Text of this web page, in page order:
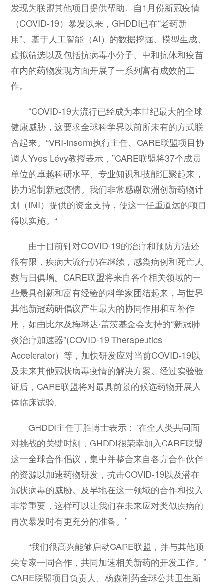
发现为联盟其他项目提供帮助。自1月份新冠疫情
（COVID-19）暴发以来，GHDDI已在“老药新
用”、基于人工智能（AI）的数据挖掘、模型生成、
虚拟筛选以及包括抗病毒小分子、中和抗体和疫苗
在内的药物发现方面开展了一系列富有成效的工
作。
“COVID-19大流行已经成为本世纪最大的全球
健康威胁，这要求全球科学界以前所未有的方式联
合起来。“VRI-Inserm执行主任、CARE联盟项目协
调人Yves Lévy教授表示，”CARE联盟将37个成员
单位的卓越科研水平、专业知识和技能汇聚起来，
协力遏制新冠疫情。我们非常感谢欧洲创新药物计
划（IMI）提供的资金支持，使这一任重道远的项目
得以实施。“
由于目前针对COVID-19的治疗和预防方法还
很有限，疾病大流行仍在继续，感染病例和死亡人
数与日俱增。CARE联盟将来自各个相关领域的一
些最具创新和富有经验的科学家团结起来，与世界
其他新冠药研倡议产生最大的协同作用和互补作
用，如由比尔及梅琳达·盖茨基金会支持的“新冠肺
炎治疗加速器”(COVID-19 Therapeutics
Accelerator）等，加快研发应对当前COVID-19以
及未来其他冠状病毒疫情的解决方案。经过实验验
证后，CARE联盟将对最具前景的候选药物开展人
体临床试验。
GHDDI主任丁胜博士表示：“在全人类共同面
对挑战的关键时刻，GHDDI很荣幸加入CARE联盟
这一全球合作倡议，集中并整合来自各方合作伙伴
的资源以加速药物研发，抗击COVID-19以及潜在
冠状病毒的威胁。及早地在这一领域的合作和投入
非常重要，这样可以让我们在未来应对类似疾病的
再次暴发时有更充分的准备。”
“我们很高兴能够启动CARE联盟，并与其他顶
尖专家一同合作，共同加速相关新药的开发工作。”
CARE联盟项目负责人、杨森制药全球公共卫生新